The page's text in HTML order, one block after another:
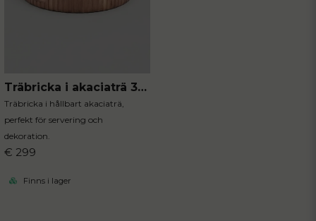
Träbricka i akaciaträ 35.5 cm
Träbricka i hållbart akaciaträ,
perfekt för servering och
dekoration.
€ 299
Finns i lager